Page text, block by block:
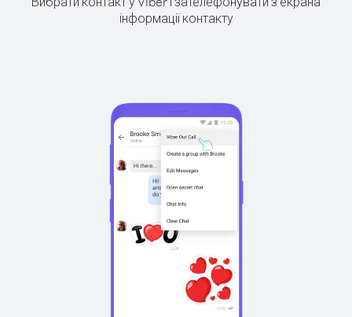
інформації контакту